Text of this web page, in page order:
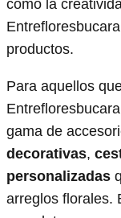
como la
productos.
Para aquellos
gama de
decorativas,
personalizadas
arreglos florales.